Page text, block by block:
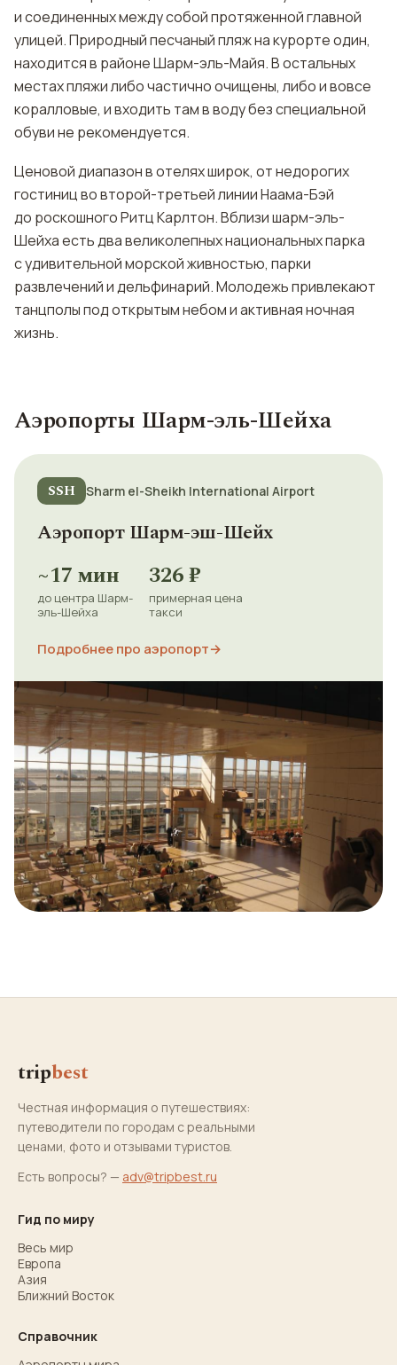
и соединенных между собой протяженной главной
улицей. Природный песчаный пляж на курорте один,
находится в районе Шарм-эль-Майя. В остальных
местах пляжи либо частично очищены, либо и вовсе
коралловые, и входить там в воду без специальной
обуви не рекомендуется.
Ценовой диапазон в отелях широк, от недорогих
гостиниц во второй-третьей линии Наама-Бэй
до роскошного Ритц Карлтон. Вблизи шарм-эль-
Шейха есть два великолепных национальных парка
с удивительной морской живностью, парки
развлечений и дельфинарий. Молодежь привлекают
танцполы под открытым небом и активная ночная
жизнь.
Аэропорты Шарм-эль-Шейха
SSH Sharm el-Sheikh International Airport
Аэропорт Шарм-эш-Шейх
~17 мин
до центра Шарм-
эль-Шейха
326 ₽
примерная цена
такси
Подробнее про аэропорт→
tripbest
Честная информация о путешествиях:
путеводители по городам с реальными
ценами, фото и отзывами туристов.
Есть вопросы? — adv@tripbest.ru
Гид по миру
Весь мир
Европа
Азия
Ближний Восток
Справочник